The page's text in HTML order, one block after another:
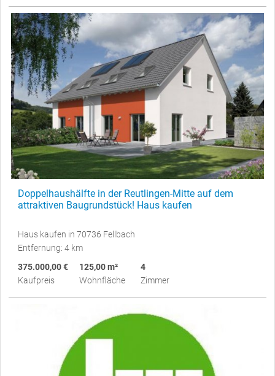
Doppelhaushälfte in der Reutlingen-Mitte auf dem
attraktiven Baugrundstück! Haus kaufen
Haus kaufen in 70736 Fellbach
Entfernung: 4 km
375.000,00 €
Kaufpreis
125,00 m²
Wohnfläche
4
Zimmer